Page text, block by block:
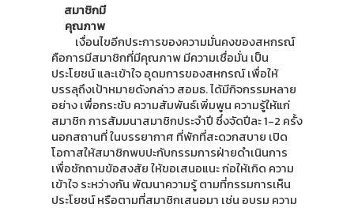
สมาชิกมี
คุณภาพ
เงื่อนไขอีกประการของความมั่นคงของสหกรณ์
คือการมีสมาชิกที่มีคุณภาพ มีความเชื่อมั่น เป็น
ประโยชน์ และเข้าใจ อุดมการของสหกรณ์ เพื่อให้
บรรลุถึงเป้าหมายดังกล่าว สอมธ. ได้มีกิจกรรมหลาย
อย่าง เพื่อกระชับ ความสัมพันธ์เพิ่มพูน ความรู้ให้แก่
สมาชิก การสัมมนาสมาชิกประจำปี ซึ่งจัดปีละ 1-2 ครั้ง
นอกสถานที่ ในบรรยากาศ ที่พักที่สะดวกสบาย เปิด
โอกาสให้สมาชิกพบปะกับกรรมการฝ่ายดำเนินการ
เพื่อซักถามข้อสงสัย ให้ขอเสนอแนะ ก่อให้เกิด ความ
เข้าใจ ระหว่างกัน พัฒนาความรู้ ตามที่กรรมการเห็น
ประโยชน์ หรือตามที่สมาชิกเสนอมา เช่น อบรม ความ